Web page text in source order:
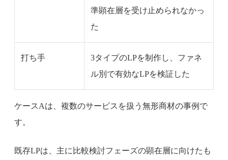
準顕在層を受け止められなかっ
た
打ち手
3タイプのLPを制作し、ファネ
ル別で有効なLPを検証した
ケースAは、複数のサービスを扱う無形商材の事例で
す。
既存LPは、主に比較検討フェーズの顕在層に向けたも